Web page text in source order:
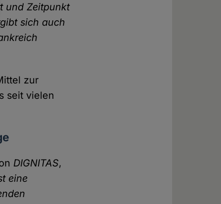
und Zeitpunkt
sich auch
zur
seit vielen
DIGNITAS,
eine